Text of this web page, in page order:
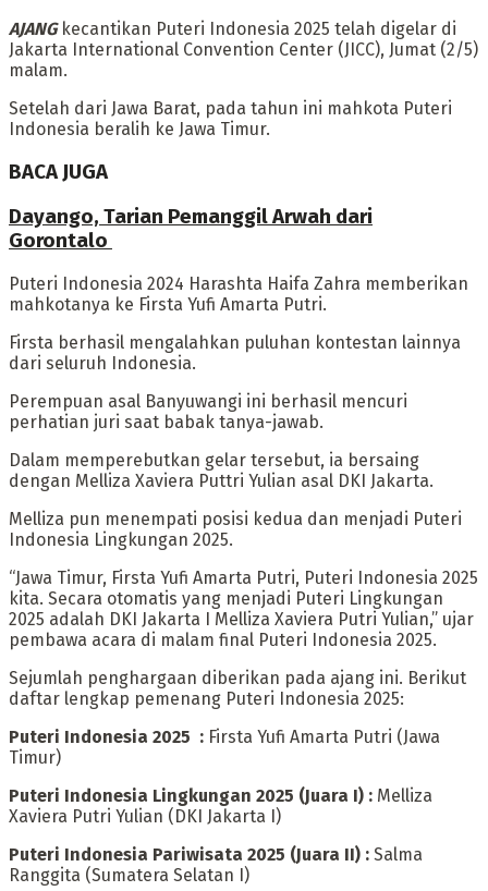
AJANGkecantikan Puteri Indonesia 2025 telah digelar di
Jakarta International Convention Center (JICC), Jumat (2/5)
malam.
‎Setelah dari Jawa Barat, pada tahun ini mahkota Puteri
Indonesia beralih ke Jawa Timur.
BACA JUGA
Dayango, Tarian Pemanggil Arwah dari
Gorontalo
Puteri Indonesia 2024 Harashta Haifa Zahra memberikan
mahkotanya ke Firsta Yufi Amarta Putri.
‎Firsta berhasil mengalahkan puluhan kontestan lainnya
dari seluruh Indonesia.
Perempuan asal Banyuwangi ini berhasil mencuri
perhatian juri saat babak tanya-jawab.
‎Dalam memperebutkan gelar tersebut, ia bersaing
dengan Melliza Xaviera Puttri Yulian asal DKI Jakarta.
Melliza pun menempati posisi kedua dan menjadi Puteri
Indonesia Lingkungan 2025.
‎“Jawa Timur, Firsta Yufi Amarta Putri, Puteri Indonesia 2025
kita. Secara otomatis yang menjadi Puteri Lingkungan
2025 adalah DKI Jakarta I Melliza Xaviera Putri Yulian,” ujar
pembawa acara di malam final Puteri Indonesia 2025.
‎Sejumlah penghargaan diberikan pada ajang ini. Berikut
daftar lengkap pemenang Puteri Indonesia 2025:
‎Puteri Indonesia 2025 : ‎Firsta Yufi Amarta Putri (Jawa
Timur)
‎Puteri Indonesia Lingkungan 2025 (Juara I) : ‎Melliza
Xaviera Putri Yulian (DKI Jakarta I)
‎Puteri Indonesia Pariwisata 2025 (Juara II) : Salma
Ranggita (Sumatera Selatan I)